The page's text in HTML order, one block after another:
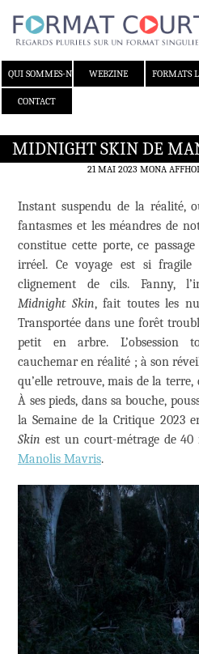
QUI SOMMES-NOUS ?WEBZINE FORMATS
CONTACT
MIDNIGHT SKIN DE
21 MAI 2023 MONA
Instant suspendu de la réalité,
fantasmes et les méandres de
constitue cette porte, ce
irréel. Ce voyage est si fragile
clignement de cils. Fanny,
Midnight Skin, fait toutes les
Transportée dans une forêt
petit en arbre. L’obsession
cauchemar en réalité ; à son
qu’elle retrouve, mais de la terre,
À ses pieds, dans sa bouche,
la Semaine de la Critique 2023
Skin est un court-métrage de
Manolis Mavris.